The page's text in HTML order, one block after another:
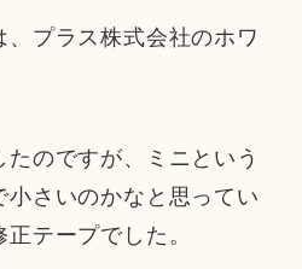
プラス株式会社のホワ
のですが、ミニという
さいのかなと思ってい
テープでした。